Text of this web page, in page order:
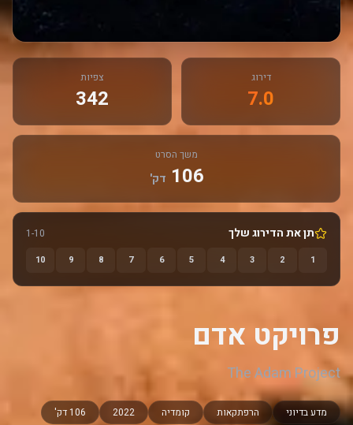
דירוג
7.0
צפיות
342
משך הסרט
106 דק'
תן את הדירוג שלך 1-10
1
2
3
4
5
6
7
8
9
10
פרויקט אדם
The Adam Project
מדע בדיוני הרפתקאות קומדיה 2022 106 דק'